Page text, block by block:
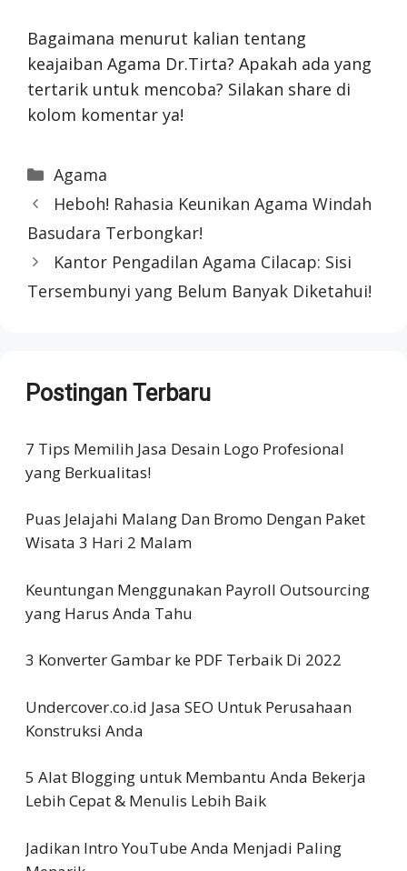
Bagaimana menurut kalian tentang
keajaiban Agama Dr.Tirta? Apakah ada yang
tertarik untuk mencoba? Silakan share di
kolom komentar ya!
Categories
Agama
Heboh! Rahasia Keunikan Agama Windah
Basudara Terbongkar!
Kantor Pengadilan Agama Cilacap: Sisi
Tersembunyi yang Belum Banyak Diketahui!
Postingan Terbaru
7 Tips Memilih Jasa Desain Logo Profesional
yang Berkualitas!
Puas Jelajahi Malang Dan Bromo Dengan Paket
Wisata 3 Hari 2 Malam
Keuntungan Menggunakan Payroll Outsourcing
yang Harus Anda Tahu
3 Konverter Gambar ke PDF Terbaik Di 2022
Undercover.co.id Jasa SEO Untuk Perusahaan
Konstruksi Anda
5 Alat Blogging untuk Membantu Anda Bekerja
Lebih Cepat & Menulis Lebih Baik
Jadikan Intro YouTube Anda Menjadi Paling